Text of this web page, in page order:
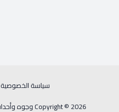
سياسة الخصوصية
Copyright © 2026 وجوه وأحداث | Powered by DS2Pro